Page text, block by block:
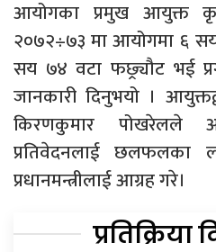
आयोगका प्रमुख आयुक्त
२०७२÷७३ मा आयोगमा ६
सय ७४ वटा फछ्र्यौट भई
जानकारी दिनुभयो ।
किरणकुमार पोखरेलले
प्रतिवेदनलाई छलफलका
प्रधानमन्त्रीलाई आग्रह गरे।
प्रतिक्रिया